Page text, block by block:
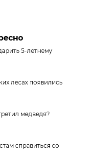
5-летнему
лесах появились
медведя?
справиться со